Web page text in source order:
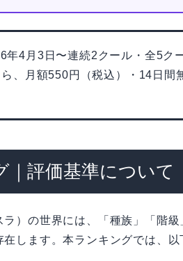
年4月3日〜連続2クール・全5ク
、月額550円（税込）・14日間
評価基準について
ラ）の世界には、「種族」「階
します。本ランキングでは、以